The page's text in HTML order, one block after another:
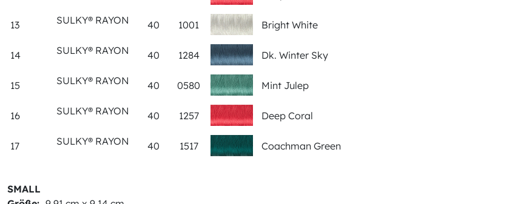
13 SULKY® RAYON 40 1001 Bright White
14 SULKY® RAYON 40 1284 Dk. Winter Sky
15 SULKY® RAYON 40 0580 Mint Julep
16 SULKY® RAYON 40 1257 Deep Coral
17 SULKY® RAYON 40 1517 Coachman Green
SMALL